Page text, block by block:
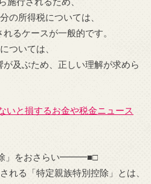
の所得税については、
るケースが一般的です。
ついては、
及ぶため、正しい理解が求めら
いと損するお金や税金ニュース
」をおさらい━━━■□
れる「特定親族特別控除」とは、